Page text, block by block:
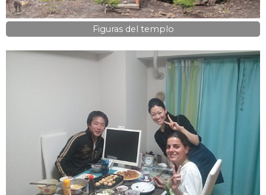
Figuras del templo